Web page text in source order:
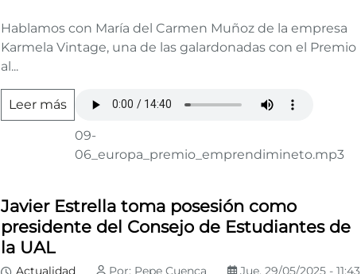
Hablamos con María del Carmen Muñoz de la empresa
Karmela Vintage, una de las galardonadas con el Premio
al...
Leer más
09-
06_europa_premio_emprendimineto.mp3
Javier Estrella toma posesión como
presidente del Consejo de Estudiantes de
la UAL
Actualidad Por: Pepe Cuenca Jue, 29/05/2025 - 11:43